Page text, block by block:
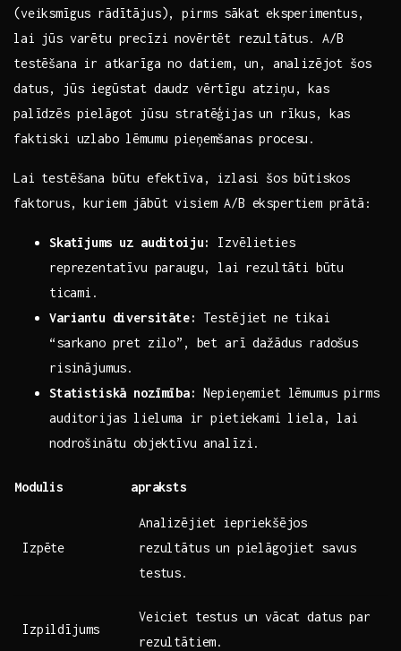
(veiksmīgus rādītājus), pirms sākat ⁣eksperimentus,
lai jūs varētu precīzi novērtēt rezultātus. A/B
testēšana ⁣ir atkarīga⁣ no datiem, un, analizējot šos​
datus,‌ jūs ​iegūstat daudz vērtīgu atziņu, kas
palīdzēs pielāgot ‍jūsu stratēģijas un rīkus, kas
faktiski uzlabo lēmumu pieņemšanas procesu.
Lai testēšana būtu ⁢efektīva,‍ izlasi šos būtiskos
faktorus, kuriem jābūt visiem A/B ekspertiem⁢ prātā:
Skatījums uz auditoiju:
Izvēlieties⁣
reprezentatīvu paraugu, lai⁣ rezultāti būtu
⁢ticami.
Variantu ‍diversitāte:
Testējiet ne tikai
“sarkano pret zilo”, bet arī dažādus radošus
risinājumus.
Statistiskā nozīmība: Nepieņemiet lēmumus pirms
auditorijas ⁢lieluma ir pietiekami liela, lai
‍nodrošinātu objektīvu analīzi.
Modulis apraksts
Izpēte
Analizējiet iepriekšējos
rezultātus un pielāgojiet savus
testus.
Izpildījums
Veiciet testus un vācat ⁣datus par
rezultātiem.